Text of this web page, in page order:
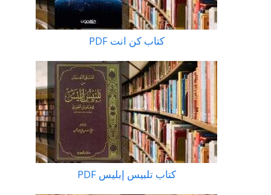
كتاب كن انت PDF
كتاب تلبيس إبليس PDF